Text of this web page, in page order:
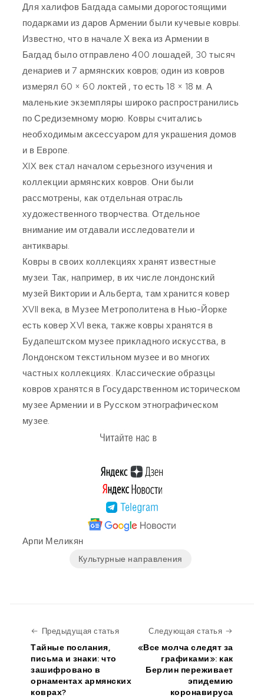
Для халифов Багдада самыми дорогостоящими
подарками из даров Армении были кучевые ковры.
Известно, что в начале Х века из Армении в
Багдад было отправлено 400 лошадей, 30 тысяч
денариев и 7 армянских ковров; один из ковров
измерял 60 × 60 локтей , то есть 18 × 18 м. А
маленькие экземпляры широко распространились
по Средиземному морю. Ковры считались
необходимым аксессуаром для украшения домов
и в Европе.
XIX век стал началом серьезного изучения и
коллекции армянских ковров. Они были
рассмотрены, как отдельная отрасль
художественного творчества. Отдельное
внимание им отдавали исследователи и
антиквары.
Ковры в своих коллекциях хранят известные
музеи. Так, например, в их числе лондонский
музей Виктории и Альберта, там хранится ковер
XVII века, в Музее Метрополитена в Нью-Йорке
есть ковер XVI века, также ковры хранятся в
Будапештском музее прикладного искусства, в
Лондонском текстильном музее и во многих
частных коллекциях. Классические образцы
ковров хранятся в Государственном историческом
музее Армении и в Русском этнографическом
музее.
Арпи Меликян
Культурные направления
Предыдущая статьяПредыдущая статья
Тайные послания,
письма и знаки: что
зашифровано в
орнаментах армянских
коврах?
Следующая статья
«Все молча следят за
графиками»: как
Берлин переживает
эпидемию
коронавируса